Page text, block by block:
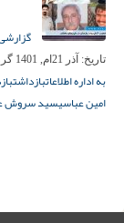
گزارشی از وضعیت
تاریخ: آذر 21ام, 1401
به اداره اطلاعاتبازداشت
امین عباسیسید سروش